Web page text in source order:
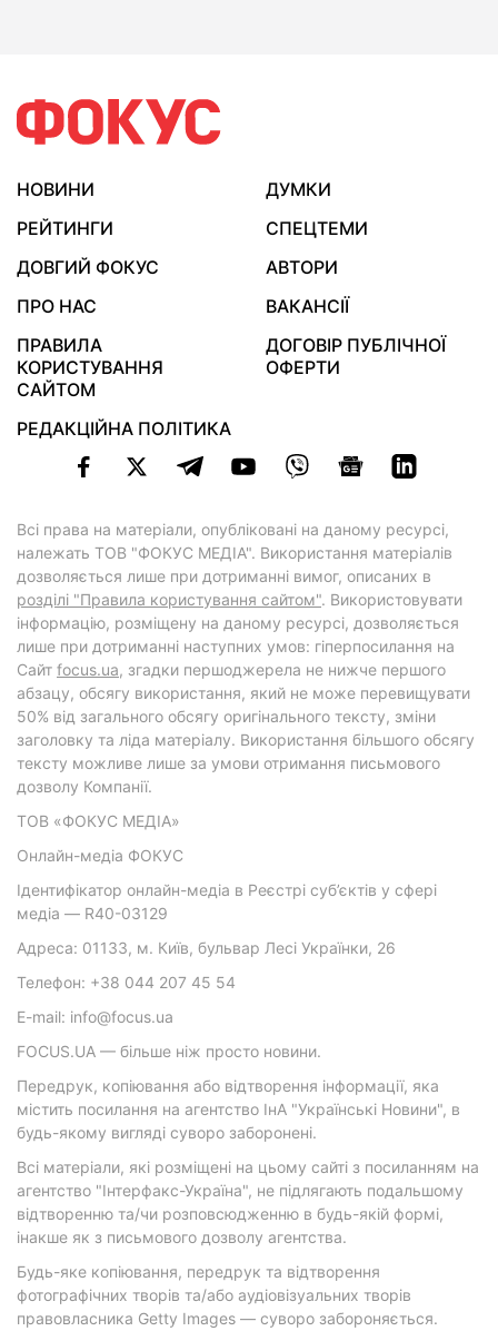
НОВИНИ
ДУМКИ
РЕЙТИНГИ
СПЕЦТЕМИ
ДОВГИЙ ФОКУС
АВТОРИ
ПРО НАС
ВАКАНСІЇ
ПРАВИЛА
КОРИСТУВАННЯ
САЙТОМ
ДОГОВІР ПУБЛІЧНОЇ
ОФЕРТИ
РЕДАКЦІЙНА ПОЛІТИКА
Всі права на матеріали, опубліковані на даному ресурсі,
належать ТОВ "ФОКУС МЕДІА". Використання матеріалів
дозволяється лише при дотриманні вимог, описаних в
розділі "Правила користування сайтом". Використовувати
інформацію, розміщену на даному ресурсі, дозволяється
лише при дотриманні наступних умов: гіперпосилання на
Cайт focus.ua, згадки першоджерела не нижче першого
абзацу, обсягу використання, який не може перевищувати
50% від загального обсягу оригінального тексту, зміни
заголовку та ліда матеріалу. Використання більшого обсягу
тексту можливе лише за умови отримання письмового
дозволу Компанії.
ТОВ «ФОКУС МЕДІА»
Онлайн-медіа ФОКУС
Ідентифікатор онлайн-медіа в Реєстрі суб’єктів у сфері
медіа — R40-03129
Адреса: 01133, м. Київ, бульвар Лесі Українки, 26
Телефон: +38 044 207 45 54
E-mail: info@focus.ua
FOCUS.UA — більше ніж просто новини.
Передрук, копіювання або відтворення інформації, яка
містить посилання на агентство ІнА "Українські Новини", в
будь-якому вигляді суворо заборонені.
Всі матеріали, які розміщені на цьому сайті з посиланням на
агентство "Інтерфакс-Україна", не підлягають подальшому
відтворенню та/чи розповсюдженню в будь-якій формі,
інакше як з письмового дозволу агентства.
Будь-яке копіювання, передрук та відтворення
фотографічних творів та/або аудіовізуальних творів
правовласника Getty Images — суворо забороняється.